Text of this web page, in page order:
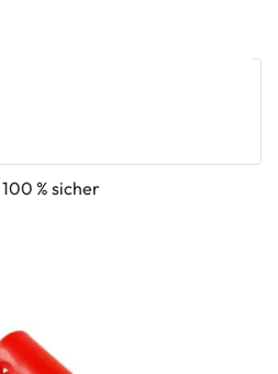
100 % sicher